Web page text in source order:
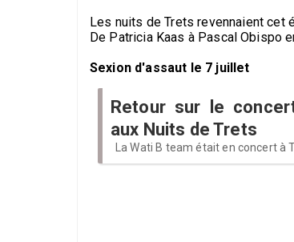
Les nuits de Trets revennaient cet
De Patricia Kaas à Pascal Obispo
Sexion d'assaut le 7 juillet
Retour sur le
aux Nuits de Trets
La Wati B team était en concert à